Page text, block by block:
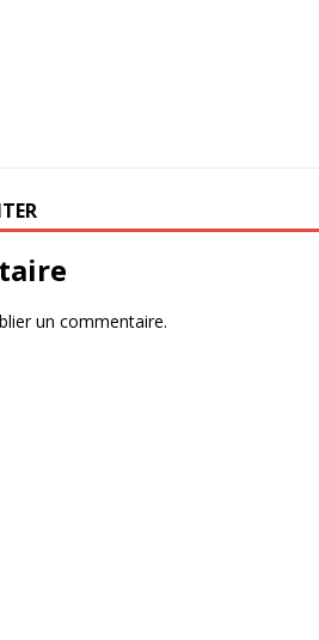
solidaire lancé par Mizuno, l’U.S. Dax
sapeurs-pompiers face aux incendies dans
un commentaire.